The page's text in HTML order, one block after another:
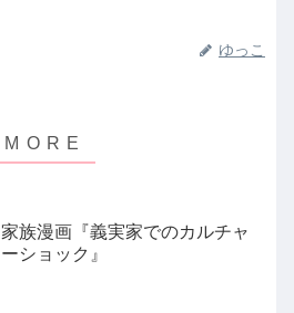
ゆっこ
家族漫画『義実家でのカルチャ
ーショック』